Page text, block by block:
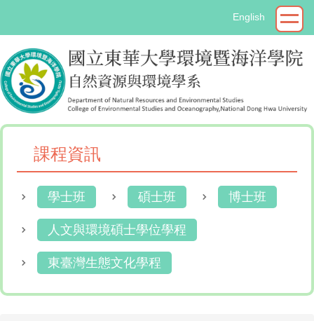
要
內
容
區
English
課程資訊
學士班 碩士班 博士班
人文與環境碩士學位學程
東臺灣生態文化學程